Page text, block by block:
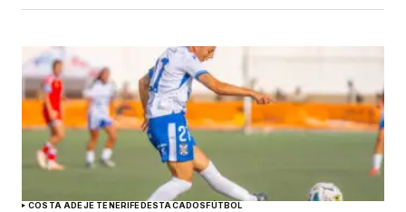
COSTA ADEJE TENERIFEDESTACADOSFÚTBOL